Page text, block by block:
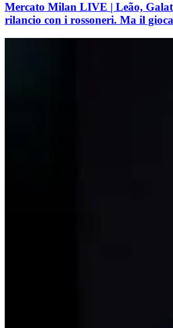
Mercato Milan LIVE | Leão,
rilancio con i rossoneri. Ma il